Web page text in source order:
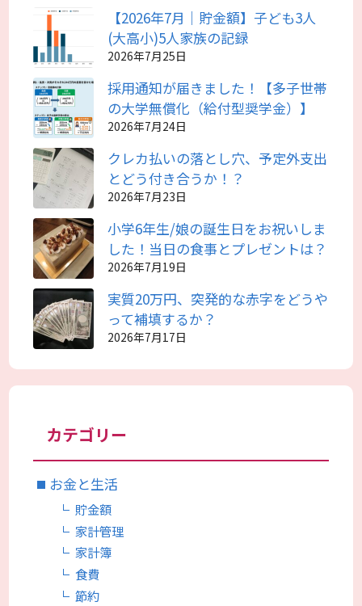
【2026年7月｜貯金額】子ども3人
(大高小)5人家族の記録
2026年7月25日
採用通知が届きました！【多子世帯
の大学無償化（給付型奨学金）】
2026年7月24日
クレカ払いの落とし穴、予定外支出
とどう付き合うか！？
2026年7月23日
小学6年生/娘の誕生日をお祝いしま
した！当日の食事とプレゼントは？
2026年7月19日
実質20万円、突発的な赤字をどうや
って補填するか？
2026年7月17日
カテゴリー
お金と生活
貯金額
家計管理
家計簿
食費
節約